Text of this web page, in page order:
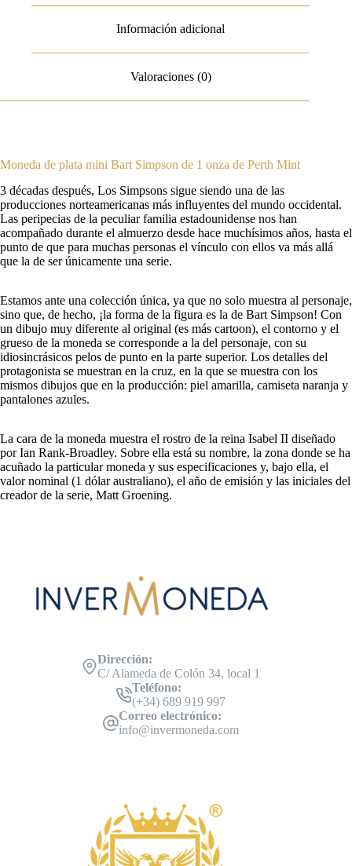
Información adicional
Valoraciones (0)
Moneda de plata mini Bart Simpson de 1 onza de Perth Mint
3 décadas después, Los Simpsons sigue siendo una de las
producciones norteamericanas más influyentes del mundo occidental.
Las peripecias de la peculiar familia estadounidense nos han
acompañado durante el almuerzo desde hace muchísimos años, hasta el
punto de que para muchas personas el vínculo con ellos va más allá
que la de ser únicamente una serie.
Estamos ante una colección única, ya que no solo muestra al personaje,
sino que, de hecho, ¡la forma de la figura es la de Bart Simpson! Con
un dibujo muy diferente al original (es más cartoon), el contorno y el
grueso de la moneda se corresponde a la del personaje, con su
idiosincrásicos pelos de punto en la parte superior. Los detalles del
protagonista se muestran en la cruz, en la que se muestra con los
mismos dibujos que en la producción: piel amarilla, camiseta naranja y
pantalones azules.
La cara de la moneda muestra el rostro de la reina Isabel II diseñado
por Ian Rank-Broadley. Sobre ella está su nombre, la zona donde se ha
acuñado la particular moneda y sus especificaciones y, bajo ella, el
valor nominal (1 dólar australiano), el año de emisión y las iniciales del
creador de la serie, Matt Groening.
Dirección:
C/ Alameda de Colón 34, local 1
Teléfono:
(+34) 689 919 997
Correo electrónico:
info@invermoneda.com